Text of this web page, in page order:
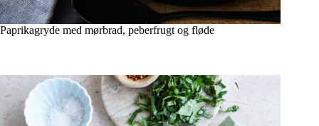
Paprikagryde med mørbrad, peberfrugt og fløde